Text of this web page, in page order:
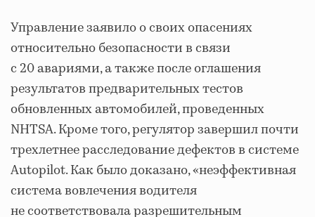
Управление заявило о своих опасениях
относительно безопасности в связи
с 20 авариями, а также после оглашения
результатов предварительных тестов
обновленных автомобилей, проведенных
NHTSA. Кроме того, регулятор завершил почти
трехлетнее расследование дефектов в системе
Autopilot. Как было доказано, «неэффективная
система вовлечения водителя
не соответствовала разрешительным